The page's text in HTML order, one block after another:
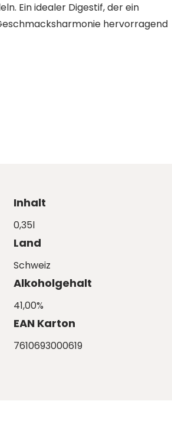
Ein idealer Digestif, der ein
hervorragend
Inhalt
0,35l
Land
Schweiz
Alkoholgehalt
41,00%
EAN Karton
7610693000619